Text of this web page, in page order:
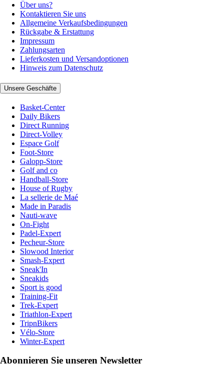
Über uns?
Kontaktieren Sie uns
Allgemeine Verkaufsbedingungen
Rückgabe & Erstattung
Impressum
Zahlungsarten
Lieferkosten und Versandoptionen
Hinweis zum Datenschutz
Unsere Geschäfte
Basket-Center
Daily Bikers
Direct Running
Direct-Volley
Espace Golf
Foot-Store
Galopp-Store
Golf and co
Handball-Store
House of Rugby
La sellerie de Maé
Made in Paradis
Nauti-wave
On-Fight
Padel-Expert
Pecheur-Store
Slowood Interior
Smash-Expert
Sneak'In
Sneakids
Sport is good
Training-Fit
Trek-Expert
Triathlon-Expert
TripnBikers
Vélo-Store
Winter-Expert
Abonnieren Sie unseren Newsletter